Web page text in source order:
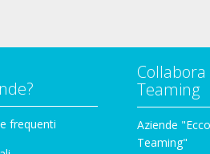
frequenti
Collabora
Teaming
Aziende
Teaming"